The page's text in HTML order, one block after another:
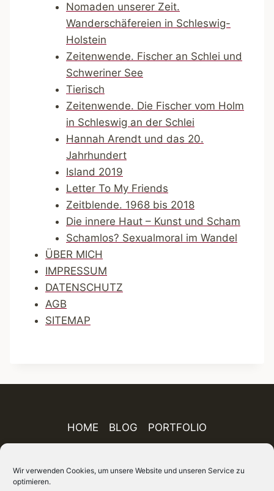
Wir verwenden Cookies, um unsere Website und unseren Service zu
optimieren.
Nomaden unserer Zeit.
Wanderschäfereien in Schleswig-
Holstein
Zeitenwende. Fischer an Schlei und
Schweriner See
Tierisch
Zeitenwende. Die Fischer vom Holm
in Schleswig an der Schlei
Hannah Arendt und das 20.
Jahrhundert
Island 2019
Letter To My Friends
Zeitblende. 1968 bis 2018
Die innere Haut – Kunst und Scham
Schamlos? Sexualmoral im Wandel
ÜBER MICH
IMPRESSUM
DATENSCHUTZ
AGB
SITEMAP
HOME BLOG PORTFOLIO
ÜBER MICH